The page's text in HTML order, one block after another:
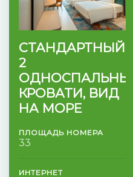
СТАНДАРТНЫЙ,
2
ОДНОСПАЛЬНЫХ
КРОВАТИ, ВИД
НА МОРЕ
ПЛОЩАДЬ НОМЕРА
33
ИНТЕРНЕТ